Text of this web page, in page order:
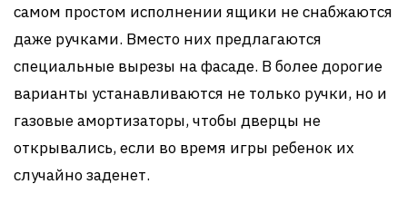
самом простом исполнении ящики не снабжаются
даже ручками. Вместо них предлагаются
специальные вырезы на фасаде. В более дорогие
варианты устанавливаются не только ручки, но и
газовые амортизаторы, чтобы дверцы не
открывались, если во время игры ребенок их
случайно заденет.